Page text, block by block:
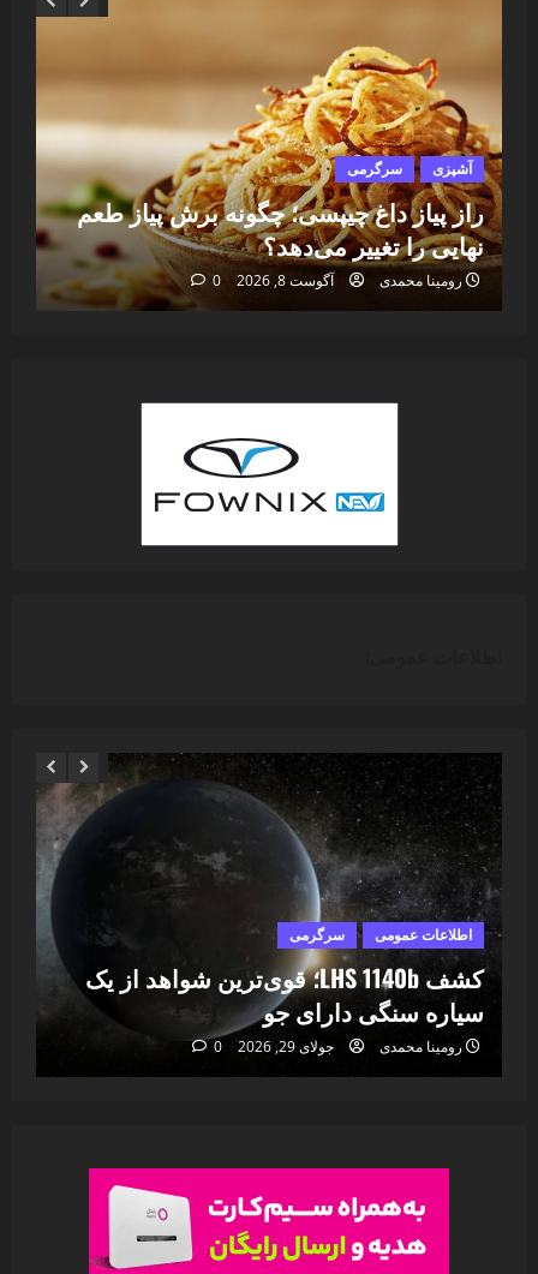
آشپزی سرگرمی
راز پیاز داغ چیپسی؛ چگونه برش پیاز طعم
نهایی را تغییر می‌دهد؟
رومینا محمدی آگوست 8, 2026 0
اطلاعات عمومی سرگرمی
کشف LHS 1140b؛ قوی‌ترین شواهد از یک
سیاره سنگی دارای جو
رومینا محمدی جولای 29, 2026 0